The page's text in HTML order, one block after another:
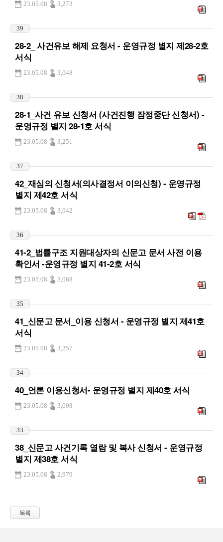
23.05.08 3,273
39
28-2_ 사건유보 해제 요청서 - 운영규정 별지 제28-2호
서식
23.05.08 3,048
38
28-1_사건 유보 신청서 (사건진행 잠정중단 신청서) -
운영규정 별지 28-1호 서식
23.05.08 3,251
37
42_재심의 신청서(의사결정서 이의신청) - 운영규정
별지 제42호 서식
23.05.08 3,042
36
41-2_법률구조 지원대상자의 신문고 문서 사전 이용
확인서 -운영규정 별지 41-2호 서식
23.05.08 3,068
35
41_신문고 문서_이용 신청서 - 운영규정 별지 제41호
서식
23.05.08 3,257
34
40_언론 이용신청서- 운영규정 별지 제40호 서식
23.05.08 3,008
33
38_신문고 사건기록 열람 및 복사 신청서 - 운영규정
별지 제38호 서식
23.05.08 2,979
목록